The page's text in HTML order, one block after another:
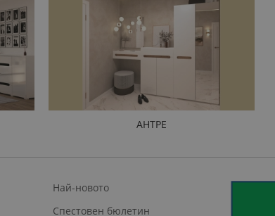
АНТРЕ
Най-новото
Спестовен бюлетин